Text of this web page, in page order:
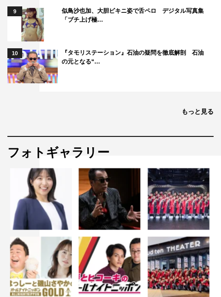
学の力でおいしいチャーハンができるのか。
『でんじろうのTHE実験 2時間スペシャル』
フジテレビ系
2月3日（日）スタート
毎週（日）午後8時～9時
第1回スタジオゲスト：あき竹城、浅野忠信、新木優子、
実験VTRゲスト：金萬福、クロちゃん（安田大サーカ
ス）、小峠英二（バイきんぐ）、斎藤司（トレンディエン
ジェル）（※五十音順）
公式HP： https://www.fujitv.co.jp/denjirojikken/
©フジテレビ
9
似鳥沙也加、大胆ビキニ姿で舌ペロ デジタル写真集
「ブチ上げ極…
10
『タモリステーション』石油の疑問を徹底解剖 石油
の元となる“…
もっと見る
フォトギャラリー